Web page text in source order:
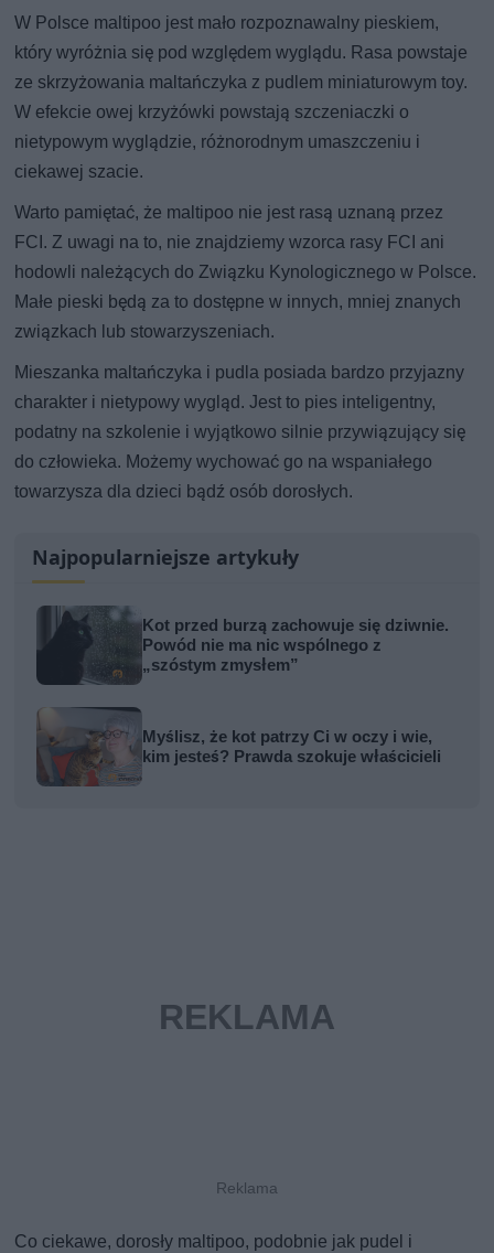
W Polsce maltipoo jest mało rozpoznawalny pieskiem,
który wyróżnia się pod względem wyglądu. Rasa powstaje
ze skrzyżowania maltańczyka z pudlem miniaturowym toy.
W efekcie owej krzyżówki powstają szczeniaczki o
nietypowym wyglądzie, różnorodnym umaszczeniu i
ciekawej szacie.
Warto pamiętać, że maltipoo nie jest rasą uznaną przez
FCI. Z uwagi na to, nie znajdziemy wzorca rasy FCI ani
hodowli należących do Związku Kynologicznego w Polsce.
Małe pieski będą za to dostępne w innych, mniej znanych
związkach lub stowarzyszeniach.
Mieszanka maltańczyka i pudla posiada bardzo przyjazny
charakter i nietypowy wygląd. Jest to pies inteligentny,
podatny na szkolenie i wyjątkowo silnie przywiązujący się
do człowieka. Możemy wychować go na wspaniałego
towarzysza dla dzieci bądź osób dorosłych.
Najpopularniejsze artykuły
Kot przed burzą zachowuje się dziwnie.
Powód nie ma nic wspólnego z
„szóstym zmysłem”
Myślisz, że kot patrzy Ci w oczy i wie,
kim jesteś? Prawda szokuje właścicieli
Co ciekawe, dorosły maltipoo, podobnie jak pudel i